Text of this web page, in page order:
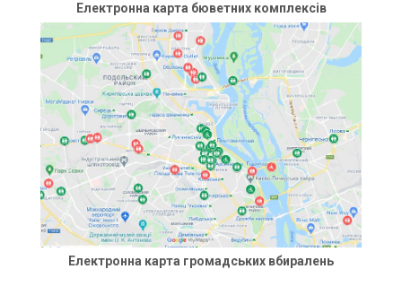
Електронна карта бюветних комплексів
Електронна карта громадських вбиралень